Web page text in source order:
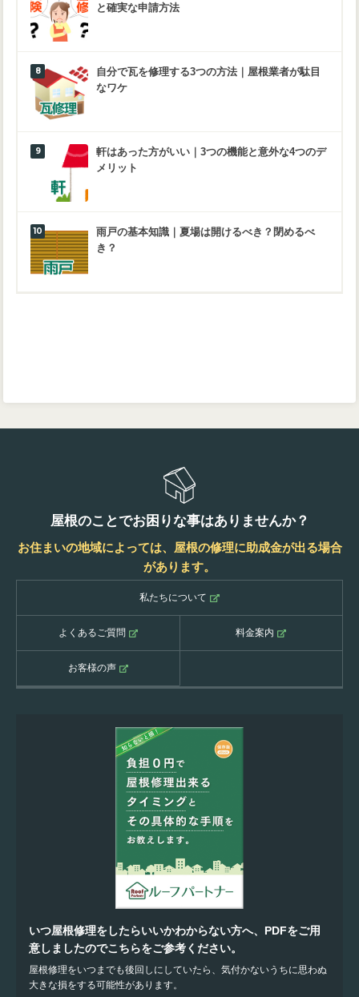
と確実な申請方法
自分で瓦を修理する3つの方法｜屋根業者が駄目
なワケ
軒はあった方がいい｜3つの機能と意外な4つのデ
メリット
雨戸の基本知識｜夏場は開けるべき？閉めるべ
き？
屋根のことでお困りな事はありませんか？
お住まいの地域によっては、屋根の修理に助成金が出る場合
があります。
私たちについて
よくあるご質問 料金案内
お客様の声
いつ屋根修理をしたらいいかわからない方へ、PDFをご用
意しましたのでこちらをご参考ください。
屋根修理をいつまでも後回しにしていたら、気付かないうちに思わぬ
大きな損をする可能性があります。